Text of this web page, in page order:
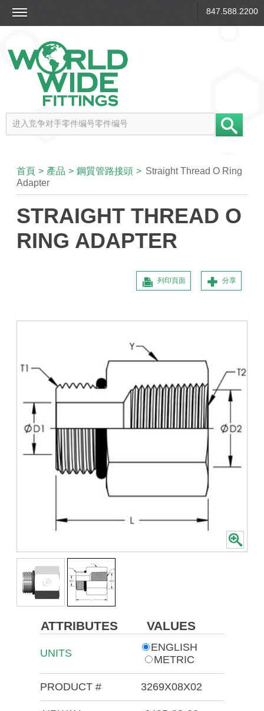
847.588.2200
首頁 > 產品 > 鋼質管路接頭 > Straight Thread O Ring
Adapter
STRAIGHT THREAD O
RING ADAPTER
分享
列印頁面
ATTRIBUTES VALUES
UNITS
ENGLISH
METRIC
PRODUCT # 3269X08X02